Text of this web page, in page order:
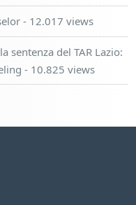
- 12.017 views
sentenza del TAR Lazio:
- 10.825 views